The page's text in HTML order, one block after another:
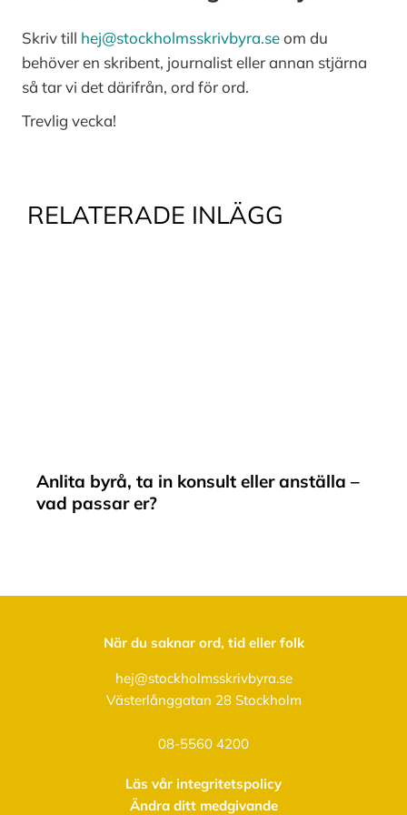
Skriv till hej@stockholmsskrivbyra.seom du
behöver en skribent, journalist eller annan stjärna
så tar vi det därifrån, ord för ord.
Trevlig vecka!
RELATERADE INLÄGG
Anlita byrå, ta in konsult eller anställa –
vad passar er?
När du saknar ord, tid eller folk
hej@stockholmsskrivbyra.se
Västerlånggatan 28 Stockholm
08-5560 4200
Läs vår integritetspolicy
Ändra ditt medgivande